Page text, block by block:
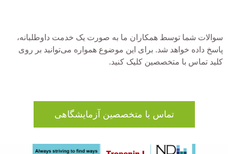
سوالات شما توسط همکاران ما به صورت یک خدمت داوطلبانه،
پاسخ داده خواهد شد. برای این موضوع همواره می‌توانید بر روی
کلید تماس با متخصصین کلیک کنید.
تماس با متخصصین آزمایشگاهی